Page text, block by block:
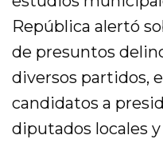
República alertó
de presuntos
diversos partidos,
candidatos a
diputados locales